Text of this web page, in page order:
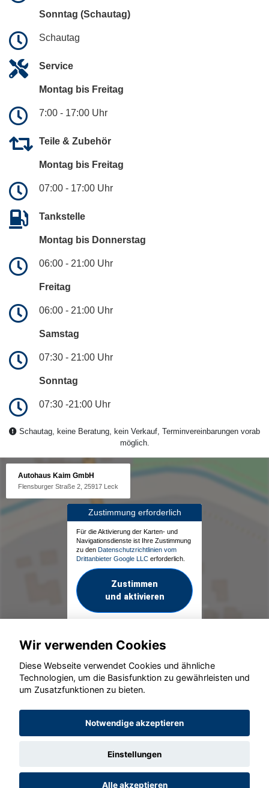
Sonntag (Schautag)
Schautag
Service
Montag bis Freitag
7:00 - 17:00 Uhr
Teile & Zubehör
Montag bis Freitag
07:00 - 17:00 Uhr
Tankstelle
Montag bis Donnerstag
06:00 - 21:00 Uhr
Freitag
06:00 - 21:00 Uhr
Samstag
07:30 - 21:00 Uhr
Sonntag
07:30 -21:00 Uhr
Schautag, keine Beratung, kein Verkauf, Terminvereinbarungen vorab
möglich.
Autohaus Kaim GmbH
Flensburger Straße 2, 25917 Leck
Zustimmung erforderlich
Für die Aktivierung der Karten- und
Navigationsdienste ist Ihre Zustimmung
zu den Datenschutzrichtlinien vom
Drittanbieter Google LLC erforderlich.
Zustimmen
und aktivieren
© konjunkturmotor.de GmbH 2020 - 2026
Wir verwenden Cookies
Diese Webseite verwendet Cookies und ähnliche
Technologien, um die Basisfunktion zu gewährleisten und
um Zusatzfunktionen zu bieten.
Notwendige akzeptieren
Einstellungen
Alle akzeptieren